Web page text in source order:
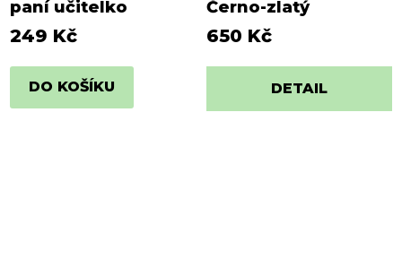
paní učitelko
249 Kč
DO KOŠÍKU
Černo-zlatý
650 Kč
DETAIL